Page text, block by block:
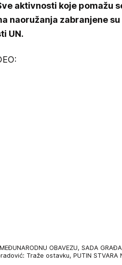
aktivnosti koje pomažu
naoružanja zabranjene
UN.
OBAVEZU, SADA
Traže ostavku, PUTIN STVARA